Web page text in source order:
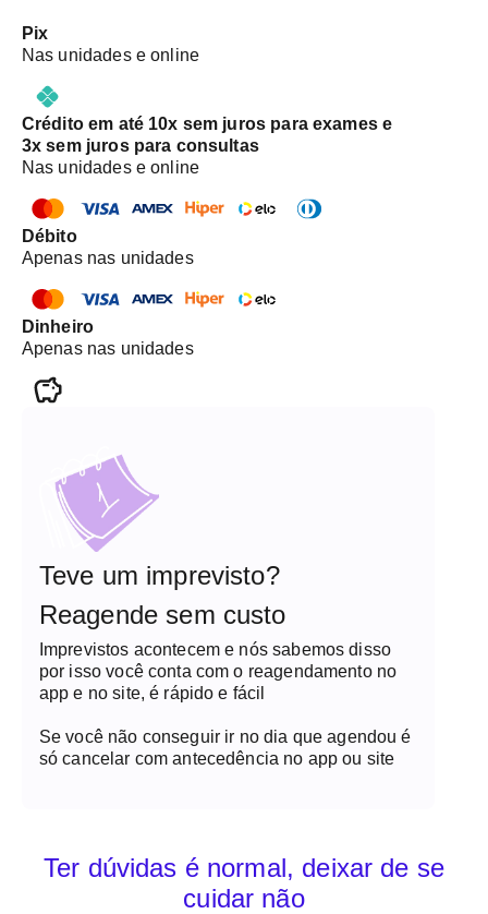
Pix
Nas unidades e online
Crédito em até 10x sem juros para exames e
3x sem juros para consultas
Nas unidades e online
Débito
Apenas nas unidades
Dinheiro
Apenas nas unidades
Teve um imprevisto?
Reagende sem custo
Imprevistos acontecem e nós sabemos disso
por isso você conta com o reagendamento no
app e no site, é rápido e fácil
Se você não conseguir ir no dia que agendou é
só cancelar com antecedência no app ou site
Ter dúvidas é normal, deixar de se
cuidar não